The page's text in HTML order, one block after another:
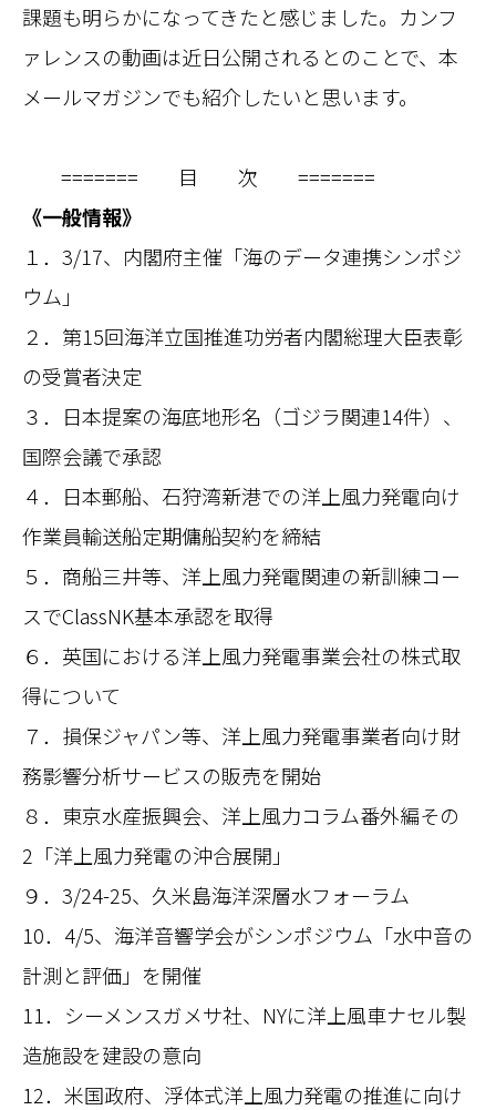
課題も明らかになってきたと感じました。カンフ
ァレンスの動画は近日公開されるとのことで、本
メールマガジンでも紹介したいと思います。
======= 目 次 =======
《一般情報》
１．3/17、内閣府主催「海のデータ連携シンポジ
ウム」
２．第15回海洋立国推進功労者内閣総理大臣表彰
の受賞者決定
３．日本提案の海底地形名（ゴジラ関連14件）、
国際会議で承認
４．日本郵船、石狩湾新港での洋上風力発電向け
作業員輸送船定期傭船契約を締結
５．商船三井等、洋上風力発電関連の新訓練コー
スでClassNK基本承認を取得
６．英国における洋上風力発電事業会社の株式取
得について
７．損保ジャパン等、洋上風力発電事業者向け財
務影響分析サービスの販売を開始
８．東京水産振興会、洋上風力コラム番外編その
2「洋上風力発電の沖合展開」
９．3/24-25、久米島海洋深層水フォーラム
10．4/5、海洋音響学会がシンポジウム「水中音の
計測と評価」を開催
11．シーメンスガメサ社、NYに洋上風車ナセル製
造施設を建設の意向
12．米国政府、浮体式洋上風力発電の推進に向け